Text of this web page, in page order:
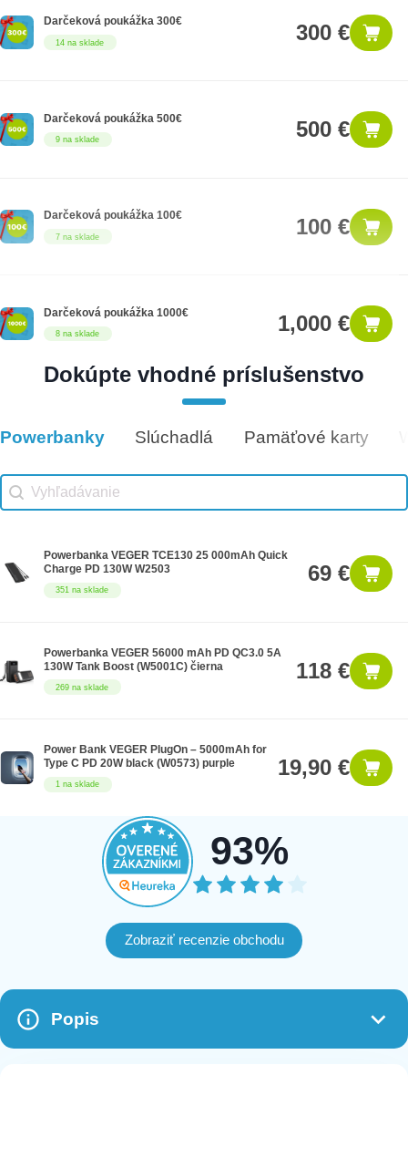
14 na sklade
Darčeková poukážka 300€ 300 €
9 na sklade
Darčeková poukážka 500€ 500 €
7 na sklade
Darčeková poukážka 100€ 100 €
8 na sklade
Darčeková poukážka 1000€ 1,000 €
5 na sklade
Dokúpte vhodné príslušenstvo
Vhodné príslušenstvo
Powerbanky Slúchadlá Pamäťové karty
Vhodné príslušenstvo search
Search content
351 na sklade
Powerbanka VEGER TCE130 25 000mAh Quick
Charge PD 130W W2503
69 €
269 na sklade
Powerbanka VEGER 56000 mAh PD QC3.0 5A
130W Tank Boost (W5001C) čierna
118 €
1 na sklade
Power Bank VEGER PlugOn – 5000mAh for
Type C PD 20W black (W0573) purple
19,90 €
93%
Zobraziť recenzie obchodu
Popis